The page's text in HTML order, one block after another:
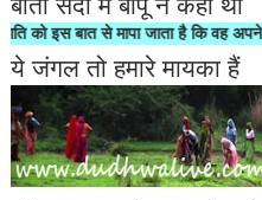
से मापा जाता है कि वह अपने यहां
ये जंगल तो हमारे मायका हैं